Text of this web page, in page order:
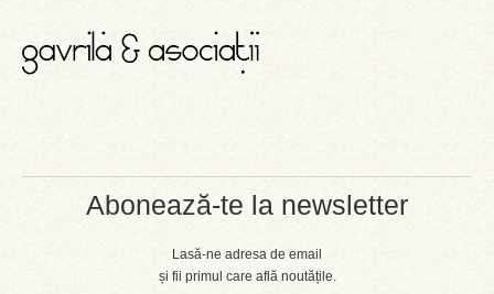
Abonează-te la newsletter
Lasă-ne adresa de email
și fii primul care află noutățile.